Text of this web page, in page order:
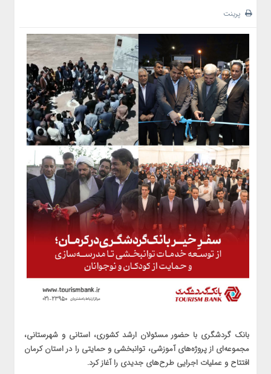
پرینت
بانک گردشگری با حضور مسئولان ارشد کشوری، استانی و شهرستانی،
مجموعه‌ای از پروژه‌های آموزشی، توانبخشی و حمایتی را در استان کرمان
افتتاح و عملیات اجرایی طرح‌های جدیدی را آغاز کرد.